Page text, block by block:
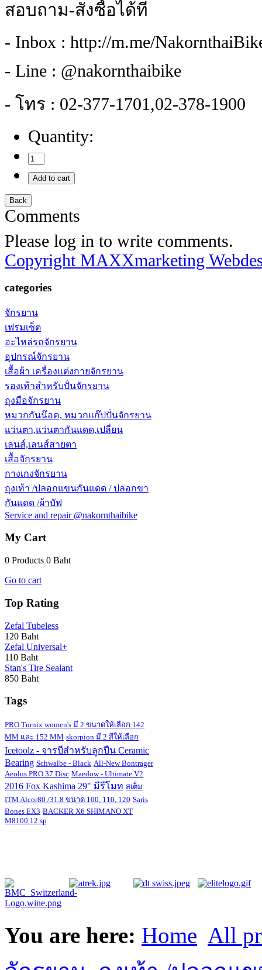
สอบถาม-สั่งซื้อได้ที่
- Inbox : http://m.me/
- Line : @nakornthaibike
- โทร : 02-377-1701,02-378-1900
Quantity:
Comments
Please log in to write comments.
Copyright MAXXmarketing
categories
จักรยาน
เฟรมเซ็ต
อะไหล่รถจักรยาน
อุปกรณ์จักรยาน
เสื้อผ้า เครื่องแต่งกายจักรยาน
รองเท้าสำหรับปั่นจักรยาน
ถุงมือจักรยาน
หมวกกันน๊อค, หมวกแก๊ปปั่นจักรยาน
แว่นตา,แว่นตากันแดด,เปลี่ยน
เลนส์,เลนส์สายตา
เสื้อจักรยาน
กางเกงจักรยาน
ถุงเท้า /ปลอกแขนกันแดด / ปลอกขา
กันแดด /ผ้าบัฟ
Service and repair @nakornthaibike
My Cart
0 Products 0 Baht
Go to cart
Top Rating
Zefal Tubeless
120 Baht
Zefal Universal+
110 Baht
Stan's Tire Sealant
850 Baht
Tags
PRO Turnix women's มี 2 ขนาดให้เลือก 142
MM และ 152 MM skorpion มี 2 สีให้เลือก
Icetoolz - จารบีสำหรับลูกปืน Ceramic
Bearing Schwalbe - Black All-New Bontrager
Aeolus PRO 37 Disc Maedow - Ultimate V2
2016 Fox Kashima 29" มีรีโมท สเต็ม
ITM Alcor80 /31.8 ขนาด 100, 110, 120 Saris
Bones EX3 BACKER X6 SHIMANO XT
M8100 12 sp
You are here: Home All